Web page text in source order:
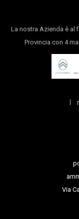
La nostra Azienda è al
Provincia con 4
I
Via